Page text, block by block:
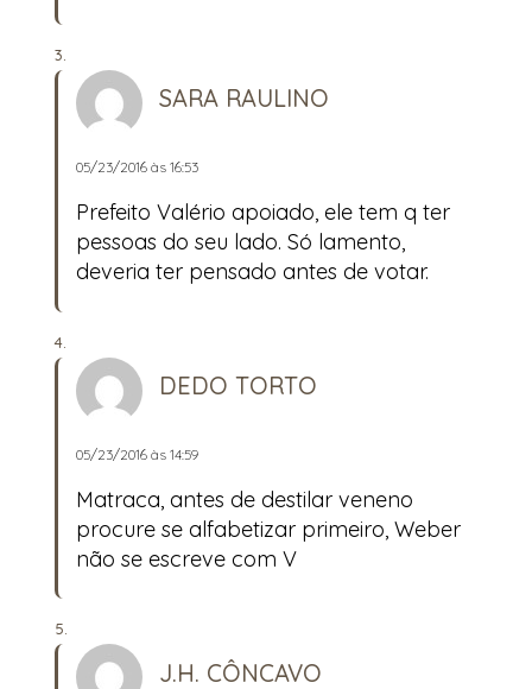
SARA RAULINO
05/23/2016 às 16:53
Prefeito Valério apoiado, ele tem q ter
pessoas do seu lado. Só lamento,
deveria ter pensado antes de votar.
DEDO TORTO
05/23/2016 às 14:59
Matraca, antes de destilar veneno
procure se alfabetizar primeiro, Weber
não se escreve com V
J.H. CÔNCAVO